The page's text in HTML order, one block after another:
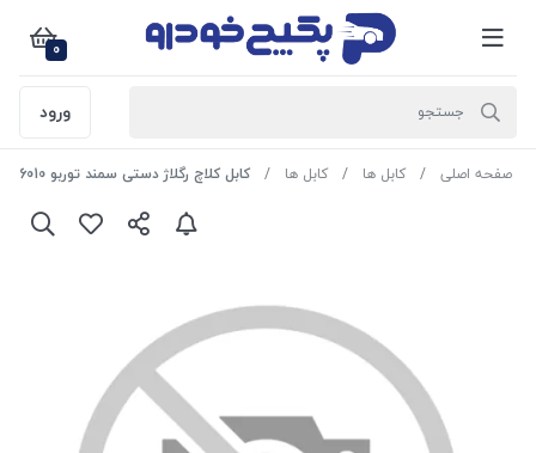
0
ورود
صفحه اصلی کابل ها کابل ها کابل کلاچ رگلاژ دستی سمند توربو 1306010 اماتا صمد